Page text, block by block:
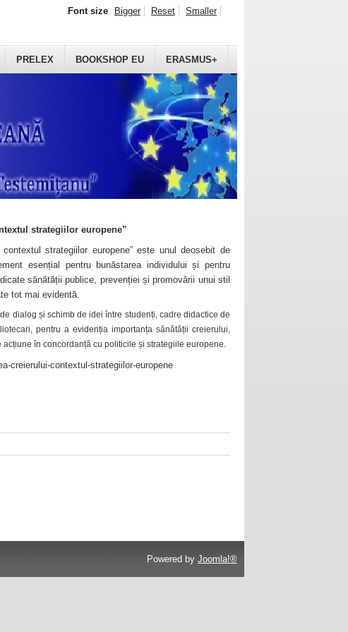
PRELEX BOOKSHOP EU ERASMUS+
Font size Bigger Reset Smaller
strategiilor europene”
strategiilor europene” este unul deosebit de
esențial pentru bunăstarea individului și pentru
sănătății publice, prevenției și promovării unui stil
tot mai evidentă.
dialog și schimb de idei între studenți, cadre didactice de
pentru a evidenția importanța sănătății creierului,
în concordanță cu politicile și strategiile europene.
creierului-contextul-strategiilor-europene
Powered by Joomla!®